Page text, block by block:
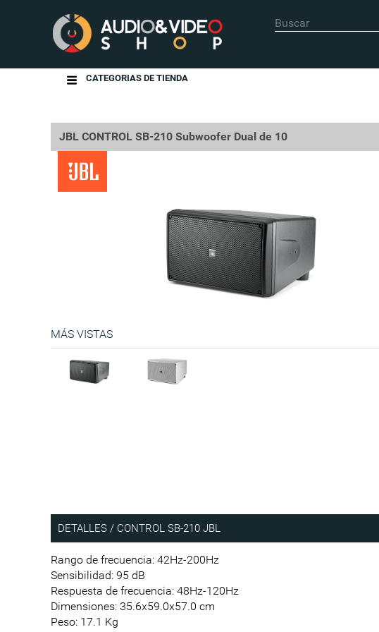
CATEGORIAS DE TIENDA
JBL CONTROL SB-210 Subwoofer Dual de 10
MÁS VISTAS
DETALLES / CONTROL SB-210 JBL
Rango de frecuencia: 42Hz-200Hz
Sensibilidad: 95 dB
Respuesta de frecuencia: 48Hz-120Hz
Dimensiones: 35.6x59.0x57.0 cm
Peso: 17.1 Kg